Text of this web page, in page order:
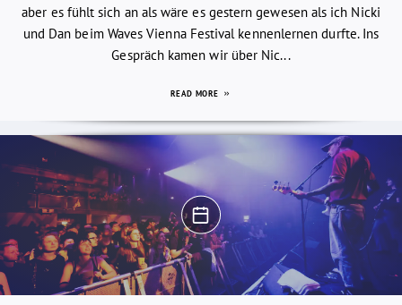
aber es fühlt sich an als wäre es gestern gewesen als ich Nicki
und Dan beim Waves Vienna Festival kennenlernen durfte. Ins
Gespräch kamen wir über Nic...
READ MORE